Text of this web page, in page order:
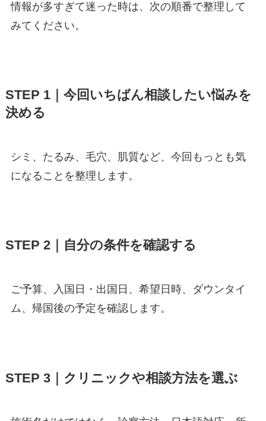
情報が多すぎて迷った時は、次の順番で整理して
みてください。
STEP 1｜今回いちばん相談したい悩みを
決める
シミ、たるみ、毛穴、肌質など、今回もっとも気
になることを整理します。
STEP 2｜自分の条件を確認する
ご予算、入国日・出国日、希望日時、ダウンタイ
ム、帰国後の予定を確認します。
STEP 3｜クリニックや相談方法を選ぶ